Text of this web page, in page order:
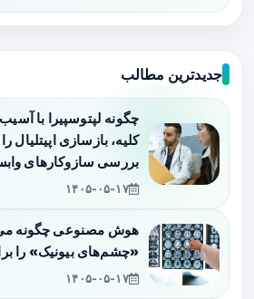
جدیدترین مطالب
چگونه لپتوسپیرا با
کلیه، بازسازی اپیتلیال
بررسی سازوکارهای
۱۴۰۵-۰۵-۱۷
هوش مصنوعی چگونه
«چشم‌های بیونیک» را
۱۴۰۵-۰۵-۱۷